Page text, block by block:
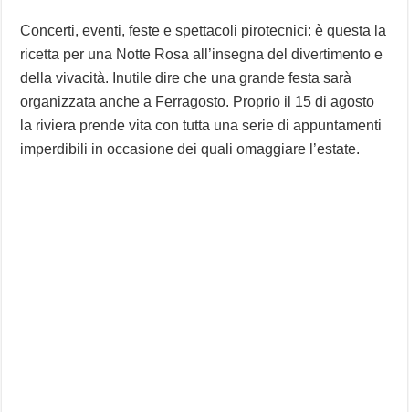
Concerti, eventi, feste e spettacoli pirotecnici: è questa la
ricetta per una Notte Rosa all’insegna del divertimento e
della vivacità. Inutile dire che una grande festa sarà
organizzata anche a Ferragosto. Proprio il 15 di agosto
la riviera prende vita con tutta una serie di appuntamenti
imperdibili in occasione dei quali omaggiare l’estate.